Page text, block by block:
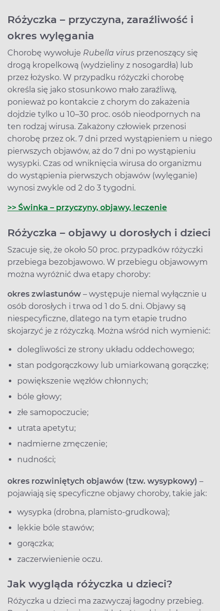
Różyczka – przyczyna, zaraźliwość i
okres wylęgania
Chorobę wywołuje Rubella virus przenoszący się
drogą kropelkową (wydzieliny z nosogardła) lub
przez łożysko. W przypadku różyczki chorobę
określa się jako stosunkowo mało zaraźliwą,
ponieważ po kontakcie z chorym do zakażenia
dojdzie tylko u 10–30 proc. osób nieodpornych na
ten rodzaj wirusa. Zakażony człowiek przenosi
chorobę przez ok. 7 dni przed wystąpieniem u niego
pierwszych objawów, aż do 7 dni po wystąpieniu
wysypki. Czas od wniknięcia wirusa do organizmu
do wystąpienia pierwszych objawów (wylęganie)
wynosi zwykle od 2 do 3 tygodni.
>> Świnka – przyczyny, objawy, leczenie
Różyczka – objawy u dorosłych i dzieci
Szacuje się, że około 50 proc. przypadków różyczki
przebiega bezobjawowo. W przebiegu objawowym
można wyróżnić dwa etapy choroby:
okres zwiastunów – występuje niemal wyłącznie u
osób dorosłych i trwa od 1 do 5. dni. Objawy są
niespecyficzne, dlatego na tym etapie trudno
skojarzyć je z różyczką. Można wśród nich wymienić:
dolegliwości ze strony układu oddechowego;
stan podgorączkowy lub umiarkowaną gorączkę;
powiększenie węzłów chłonnych;
bóle głowy;
złe samopoczucie;
utrata apetytu;
nadmierne zmęczenie;
nudności;
okres rozwiniętych objawów (tzw. wysypkowy) –
pojawiają się specyficzne objawy choroby, takie jak:
wysypka (drobna, plamisto-grudkowa);
lekkie bóle stawów;
gorączka;
zaczerwienienie oczu.
Jak wygląda różyczka u dzieci?
Różyczka u dzieci ma zazwyczaj łagodny przebieg.